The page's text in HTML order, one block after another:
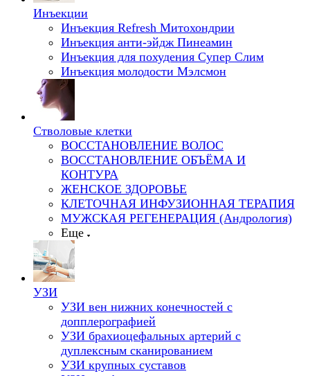
Инъекции
Инъекция Refresh Митохондрии
Инъекция анти-эйдж Пинеамин
Инъекция для похудения Супер Слим
Инъекция молодости Мэлсмон
Стволовые клетки
ВОССТАНОВЛЕНИЕ ВОЛОС
ВОССТАНОВЛЕНИЕ ОБЪЁМА И
КОНТУРА
ЖЕНСКОЕ ЗДОРОВЬЕ
КЛЕТОЧНАЯ ИНФУЗИОННАЯ ТЕРАПИЯ
МУЖСКАЯ РЕГЕНЕРАЦИЯ (Андрология)
Еще
УЗИ
УЗИ вен нижних конечностей с
допплерографией
УЗИ брахиоцефальных артерий с
дуплексным сканированием
УЗИ крупных суставов